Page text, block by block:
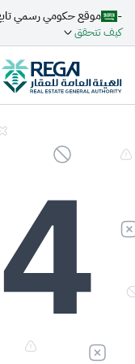
-
موقع حكومي رسمي تابع
كيف تتحقق